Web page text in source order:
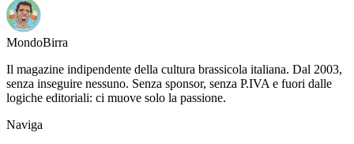
MondoBirra
Il magazine indipendente della cultura brassicola italiana. Dal 2003,
senza inseguire nessuno. Senza sponsor, senza P.IVA e fuori dalle
logiche editoriali: ci muove solo la passione.
Naviga